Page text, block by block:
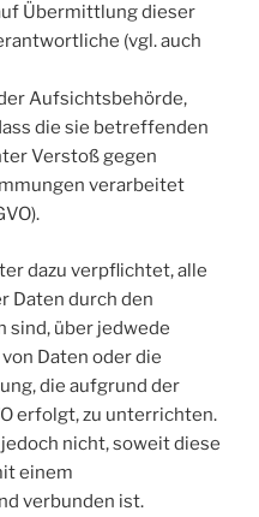
Übermittlung dieser
(vgl. auch
Aufsichtsbehörde,
die sie betreffenden
Verstoß gegen
verarbeitet
dazu verpflichtet, alle
Daten durch den
über jedwede
Daten oder die
die aufgrund der
erfolgt, zu unterrichten.
nicht, soweit diese
einem
verbunden ist.